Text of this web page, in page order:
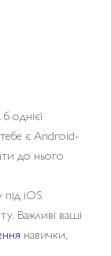
однієї
є Android-
до нього
під iOS
Важливі ваші
навички,